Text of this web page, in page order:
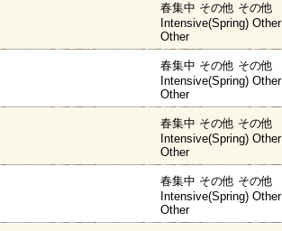
春集中 その他 その他
Intensive(Spring) Other
Other
春集中 その他 その他
Intensive(Spring) Other
Other
春集中 その他 その他
Intensive(Spring) Other
Other
春集中 その他 その他
Intensive(Spring) Other
Other